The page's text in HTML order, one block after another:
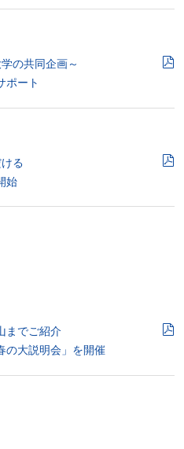
の共同企画～
ポート
る
始
までご紹介
の大説明会」を開催